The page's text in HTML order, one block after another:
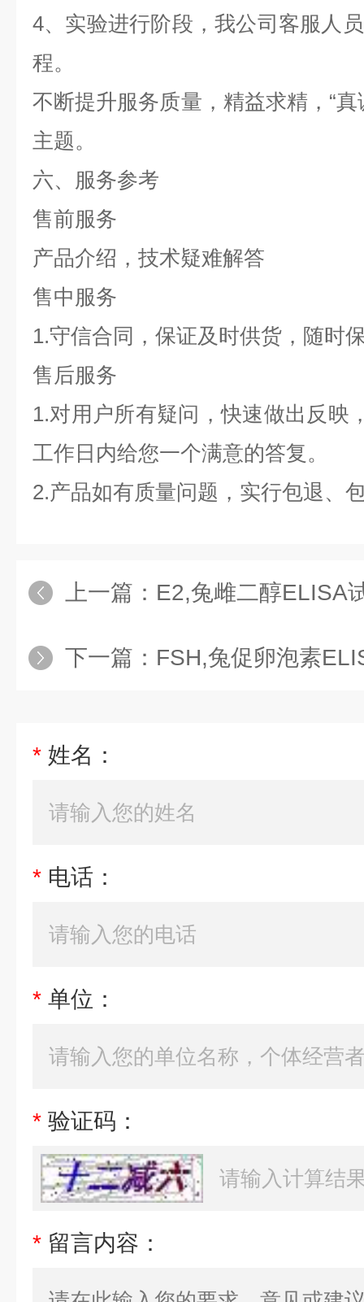
4、实验进行阶段，我公司客服人
程。
不断提升服务质量，精益求精，“
主题。
六、服务参考
售前服务
产品介绍，技术疑难解答
售中服务
1.守信合同，保证及时供货，随时
售后服务
1.对用户所有疑问，快速做出反映
工作日内给您一个满意的答复。
2.产品如有质量问题，实行包退、
上一篇： E2,兔雌二醇ELISA
下一篇： FSH,兔促卵泡素
* 姓名：
* 电话：
* 单位：
* 验证码：
* 留言内容：